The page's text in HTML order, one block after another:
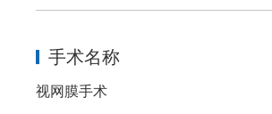
手术名称
视网膜手术